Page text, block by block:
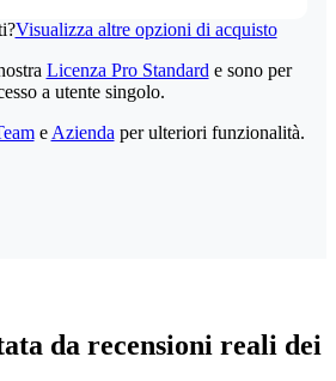
Visualizza altre opzioni di acquisto
Licenza Pro Standard e sono per
a utente singolo.
e Azienda per ulteriori funzionalità.
da recensioni reali dei